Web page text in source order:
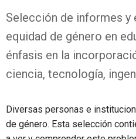
Selección de informes y
equidad de género en
énfasis en la
ciencia, tecnología,
Diversas personas e
de género. Esta selección